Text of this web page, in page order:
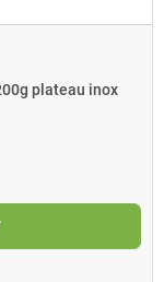
plateau inox